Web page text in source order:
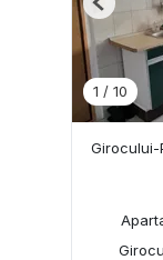
1 / 10
Previous